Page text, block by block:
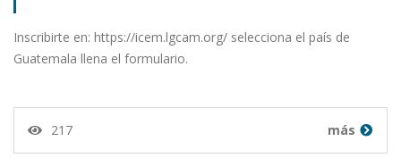
Inscribirte en: https://icem.lgcam.org/ selecciona el país de
Guatemala llena el formulario.
217 más